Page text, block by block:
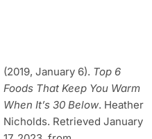
(2019, January 6). Top 6
Foods That Keep You Warm
When It’s 30 Below. Heather
Nicholds. Retrieved January